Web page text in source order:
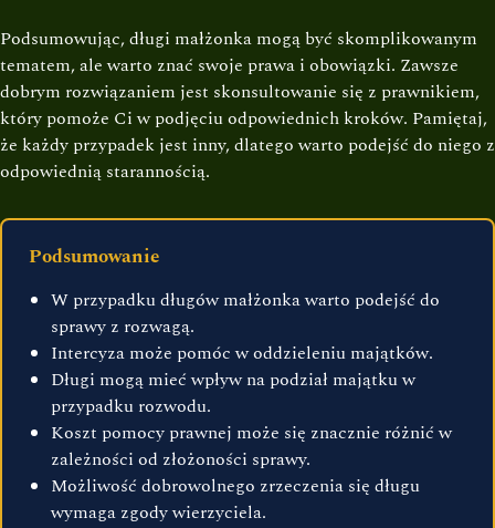
Podsumowując, długi małżonka mogą być skomplikowanym
tematem, ale warto znać swoje prawa i obowiązki. Zawsze
dobrym rozwiązaniem jest skonsultowanie się z prawnikiem,
który pomoże Ci w podjęciu odpowiednich kroków. Pamiętaj,
że każdy przypadek jest inny, dlatego warto podejść do niego z
odpowiednią starannością.
Podsumowanie
W przypadku długów małżonka warto podejść do
sprawy z rozwagą.
Intercyza może pomóc w oddzieleniu majątków.
Długi mogą mieć wpływ na podział majątku w
przypadku rozwodu.
Koszt pomocy prawnej może się znacznie różnić w
zależności od złożoności sprawy.
Możliwość dobrowolnego zrzeczenia się długu
wymaga zgody wierzyciela.